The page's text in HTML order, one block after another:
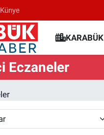
Künye
KARABÜK
Eczaneler
Fikstür